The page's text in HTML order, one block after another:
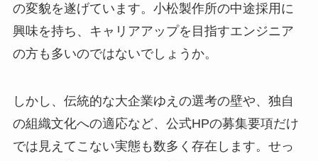
の変貌を遂げています。小松製作所の中途採用に
興味を持ち、キャリアアップを目指すエンジニア
の方も多いのではないでしょうか。
しかし、伝統的な大企業ゆえの選考の壁や、独自
の組織文化への適応など、公式HPの募集要項だけ
では見えてこない実態も数多く存在します。せっ